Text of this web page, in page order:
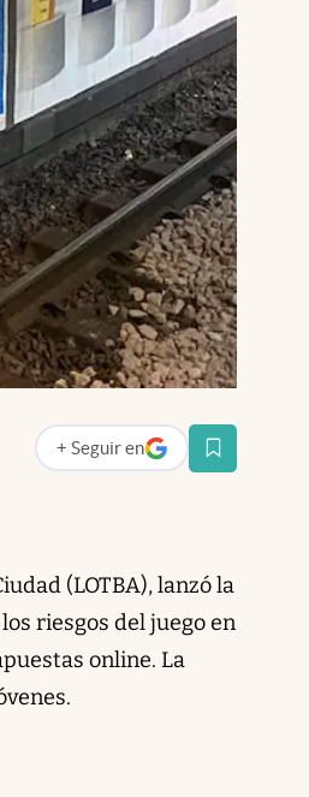
+ Seguir en
abre en nueva pestaña
(LOTBA), lanzó la
riesgos del juego en
online. La